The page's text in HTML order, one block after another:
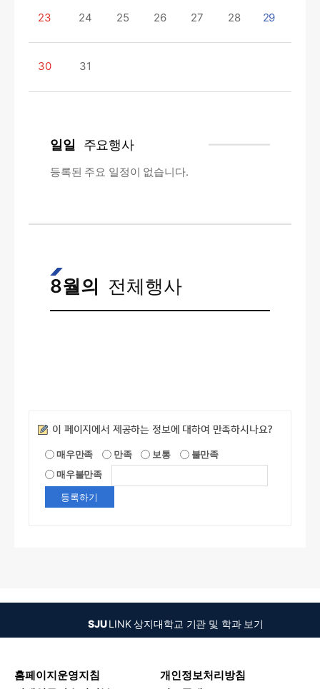
23 24 25 26 27 28 29
30 31
일일 주요행사
등록된 주요 일정이 없습니다.
8월의 전체행사
만족도조사
이 페이지에서 제공하는 정보에 대하여 만족하시나요?
매우만족 만족 보통
불만족
매우불만족
SJU LINK 상지대학교 기관 및 학과 보기
홈페이지운영지침
개인정보처리방침